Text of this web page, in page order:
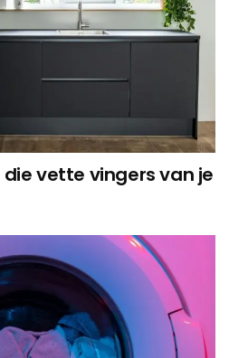
die vette vingers van je